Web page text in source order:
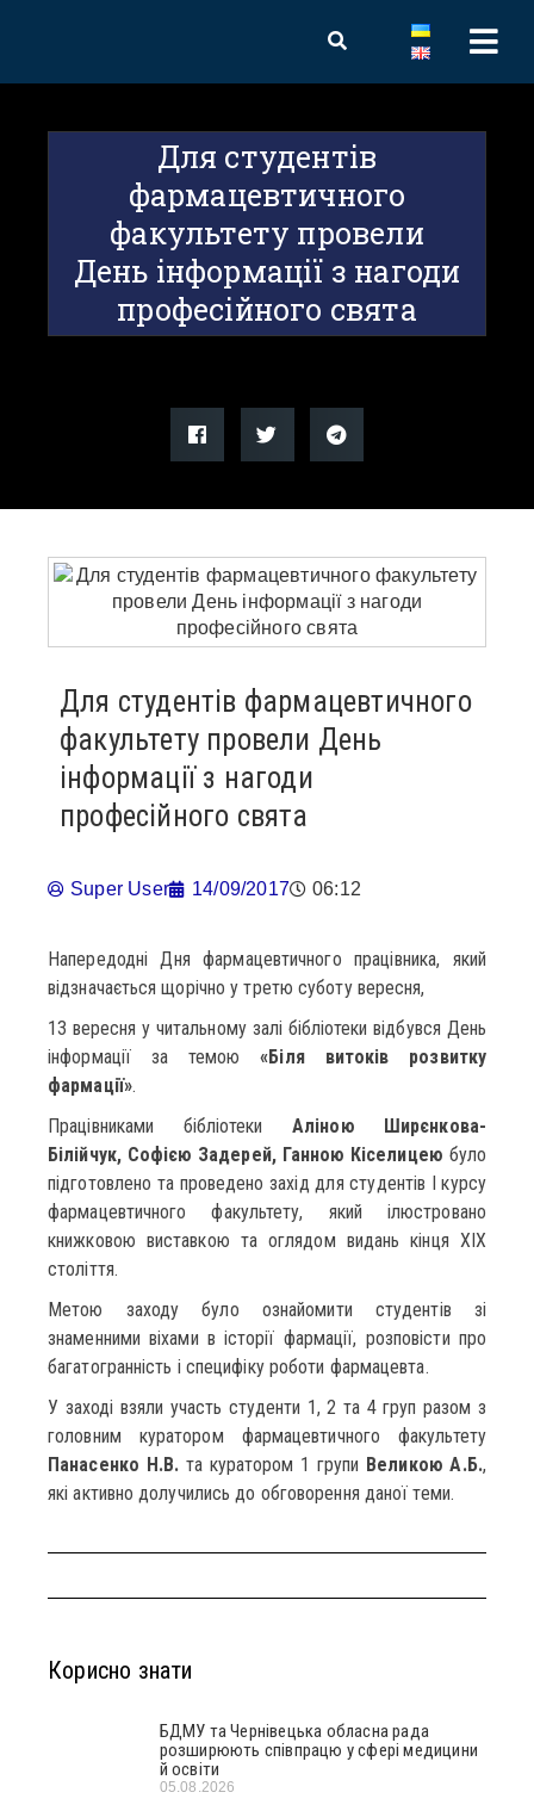
Для студентів
фармацевтичного
факультету провели
День інформації з нагоди
професійного свята
Для студентів фармацевтичного
факультету провели День
інформації з нагоди
професійного свята
Super User 14/09/2017 06:12
Напередодні Дня фармацевтичного працівника, який
відзначається щорічно у третю суботу вересня,
13 вересня у читальному залі бібліотеки відбувся День
інформації за темою«Біля витоків розвитку
фармації».
Працівниками бібліотеки Аліною Ширєнкова-
Білійчук, Софією Задерей, Ганною Кіселицею було
підготовлено та проведено захід для студентів І курсу
фармацевтичного факультету, який ілюстровано
книжковою виставкою та оглядом видань кінця ХІХ
століття.
Метою заходу було ознайомити студентів зі
знаменними віхами в історії фармації, розповісти про
багатогранність і специфіку роботи фармацевта.
У заході взяли участь студенти 1, 2 та 4 груп разом з
головним куратором фармацевтичного факультету
Панасенко Н.В.та куратором 1 групи Великою А.Б.,
які активно долучились до обговорення даної теми.
Корисно знати
БДМУ та Чернівецька обласна рада
розширюють співпрацю у сфері медицини
й освіти
05.08.2026